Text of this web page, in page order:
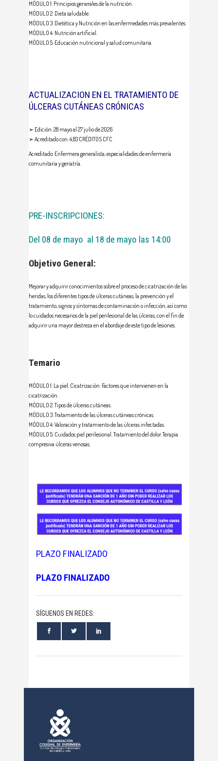
MÓDULO 1: Principios generales de la nutrición.
MÓDULO 2: Dieta saludable.
MÓDULO 3: Dietética y Nutrición en las enfermedades más prevalentes.
MÓDULO 4: Nutrición artificial.
MÓDULO 5: Educación nutricional y salud comunitaria.
ACTUALIZACION EN EL TRATAMIENTO DE
ÚLCERAS CUTÁNEAS CRÓNICAS
➢ Edición: 28 mayo al 27 julio de 2026
➢ Acreditado con: 4,83 CRÉDITOS CFC
Acreditado: Enfermera generalista, especialidades de enfermería
comunitaria y geriatría.
PRE-INSCRIPCIONES:
Del 08 de mayo al 18 de mayo las 14:00
Objetivo General:
Mejorar y adquirir conocimientos sobre el proceso de cicatrización de las
heridas, los diferentes tipos de úlceras cutáneas, la prevención y el
tratamiento, signos y síntomas de contaminación o infección, así como
lo cuidados necesarios de la piel perilesional de las úlceras, con el fin de
adquirir una mayor destreza en el abordaje de este tipo de lesiones.
Temario
MÓDULO 1: La piel. Cicatrización. Factores que intervienen en la
cicatrización.
MÓDULO 2: Tipos de úlceras cutáneas.
MÓDULO 3: Tratamiento de las úlceras cutáneas crónicas.
MÓDULO 4: Valoración y tratamiento de las úlceras infectadas.
MÓDULO 5: Cuidados piel perilesional. Tratamiento del dolor. Terapia
compresiva úlceras venosas.
PLAZO FINALIZADO
PLAZO FINALIZADO
SÍGUENOS EN REDES: